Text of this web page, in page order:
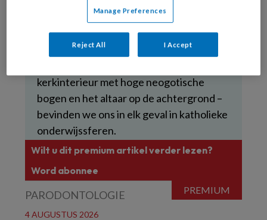
het infofiche van het Nationaal Archief
waarin deze foto is opgeborgen. Net als de
locatie. Afgaande op de ingelijste
kerkinterieur met hoge neogotische
bogen en het altaar op de achtergrond –
bevinden we ons in elk geval in katholieke
onderwijssferen.
Wilt u dit premium artikel verder lezen?
Word abonnee
PARODONTOLOGIE
4 AUGUSTUS 2026
Manage Preferences
Reject All I Accept